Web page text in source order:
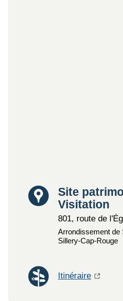
Lieu
Site
Visitation
801, route de
Arrondissement de
Sillery‑Cap‑Rouge
Itinéraire